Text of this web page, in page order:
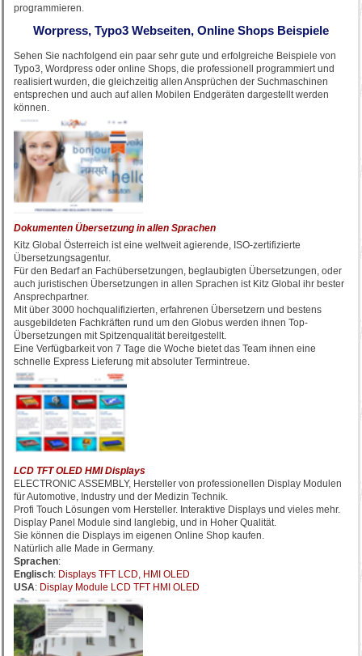
programmieren.
Worpress, Typo3 Webseiten, Online Shops Beispiele
Sehen Sie nachfolgend ein paar sehr gute und erfolgreiche Beispiele von
Typo3, Wordpress oder online Shops, die professionell programmiert und
realisiert wurden, die gleichzeitig allen Ansprüchen der Suchmaschinen
entsprechen und auch auf allen Mobilen Endgeräten dargestellt werden
können.
Dokumenten Übersetzung in allen Sprachen
Kitz Global Österreich ist eine weltweit agierende, ISO-zertifizierte
Übersetzungsagentur.
Für den Bedarf an Fachübersetzungen, beglaubigten Übersetzungen, oder
auch juristischen Übersetzungen in allen Sprachen ist Kitz Global ihr bester
Ansprechpartner.
Mit über 3000 hochqualifizierten, erfahrenen Übersetzern und bestens
ausgebildeten Fachkräften rund um den Globus werden ihnen Top-
Übersetzungen mit Spitzenqualität bereitgestellt.
Eine Verfügbarkeit von 7 Tage die Woche bietet das Team ihnen eine
schnelle Express Lieferung mit absoluter Termintreue.
LCD TFT OLED HMI Displays
ELECTRONIC ASSEMBLY, Hersteller von professionellen Display Modulen
für Automotive, Industry und der Medizin Technik.
Profi Touch Lösungen vom Hersteller. Interaktive Displays und vieles mehr.
Display Panel Module sind langlebig, und in Hoher Qualität.
Sie können die Displays im eigenen Online Shop kaufen.
Natürlich alle Made in Germany.
Sprachen:
Englisch: Displays TFT LCD, HMI OLED
USA: Display Module LCD TFT HMI OLED